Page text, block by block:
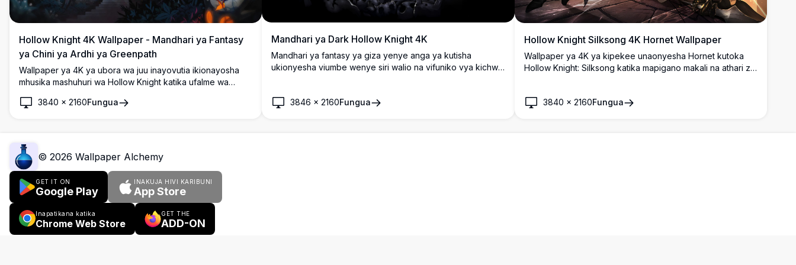
Hollow Knight 4K Wallpaper - Mandhari ya Fantasy
ya Chini ya Ardhi ya Greenpath
Wallpaper ya 4K ya ubora wa juu inayovutia ikionayosha
mhusika mashuhuri wa Hollow Knight katika ufalme wa
inaonyesha usanifu wa mawe ya kale, mwanga wa kijani
desktop inakamata uzuri wa kutisha wa kina cha
Hallownest.
3840 × 2160Fungua
Mandhari ya Dark Hollow Knight 4K
Mandhari ya fantasy ya giza yenye anga ya kutisha
ukionyesha viumbe wenye siri walio na vifuniko vya kichwa
mwanga wa kielelezo na mapambo ya gothic kamili kwa
3846 ×2160Fungua
Hollow Knight Silksong 4K Hornet Wallpaper
Wallpaper ya 4K ya kipekee unaonyesha Hornet kutoka
Hollow Knight: Silksong katika mapigano makali na athari za
hariri dhidi ya mandhari dhahabu za anga, kamilifu kwa
3840 × 2160Fungua
© 2026 Wallpaper Alchemy
GET IT ON
Google Play
INAKUJA HIVI KARIBUNI
App Store
Inapatikana katika
Chrome Web Store
GET THE
ADD-ON